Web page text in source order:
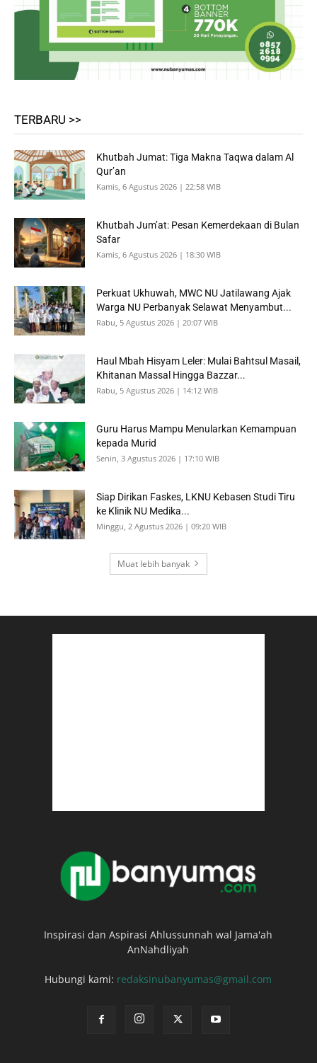
TERBARU >>
Khutbah Jumat: Tiga Makna Taqwa dalam Al
Qur’an
Kamis, 6 Agustus 2026 | 22:58 WIB
Khutbah Jum’at: Pesan Kemerdekaan di Bulan
Safar
Kamis, 6 Agustus 2026 | 18:30 WIB
Perkuat Ukhuwah, MWC NU Jatilawang Ajak
Warga NU Perbanyak Selawat Menyambut...
Rabu, 5 Agustus 2026 | 20:07 WIB
Haul Mbah Hisyam Leler: Mulai Bahtsul Masail,
Khitanan Massal Hingga Bazzar...
Rabu, 5 Agustus 2026 | 14:12 WIB
Guru Harus Mampu Menularkan Kemampuan
kepada Murid
Senin, 3 Agustus 2026 | 17:10 WIB
Siap Dirikan Faskes, LKNU Kebasen Studi Tiru
ke Klinik NU Medika...
Minggu, 2 Agustus 2026 | 09:20 WIB
Muat lebih banyak
Inspirasi dan Aspirasi Ahlussunnah wal Jama'ah
AnNahdliyah
Hubungi kami: redaksinubanyumas@gmail.com